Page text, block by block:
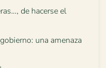
de hacerse el
una amenaza